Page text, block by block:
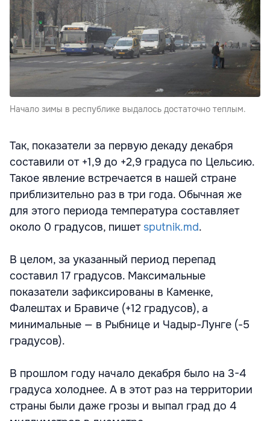
Начало зимы в республике выдалось достаточно теплым.
Так, показатели за первую декаду декабря
составили от +1,9 до +2,9 градуса по Цельсию.
Такое явление встречается в нашей стране
приблизительно раз в три года. Обычная же
для этого периода температура составляет
около 0 градусов, пишетsputnik.md.
В целом, за указанный период перепад
составил 17 градусов. Максимальные
показатели зафиксированы в Каменке,
Фалештах и Бравиче (+12 градусов), а
минимальные — в Рыбнице и Чадыр-Лунге (-5
градусов).
В прошлом году начало декабря было на 3-4
градуса холоднее. А в этот раз на территории
страны были даже грозы и выпал град до 4